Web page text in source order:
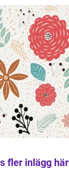
fler inlägg här